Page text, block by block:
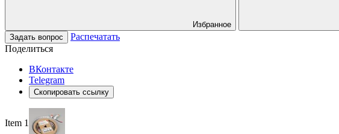
Избранное
Задать вопрос
Распечатать
Поделиться
ВКонтакте
Telegram
Скопировать ссылку
Item 1 of 3